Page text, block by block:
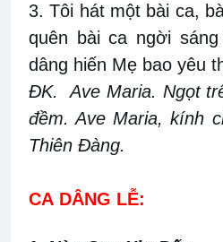
3. Tôi hát một bài ca,
quên bài ca ngời
dâng hiến Mẹ bao yêu
ĐK. Ave Maria. Ngọt
đềm. Ave Maria, kính
Thiên Đàng.
CA DÂNG LỄ: